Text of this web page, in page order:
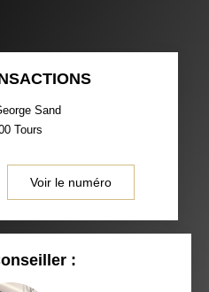
Sand
Tours
Voir le numéro
: